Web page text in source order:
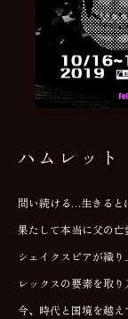
ハムレット
問い続ける…生きると
果たして本当に父の
シェイクスピアが織
レックスの要素を取
今、時代と国境を越え